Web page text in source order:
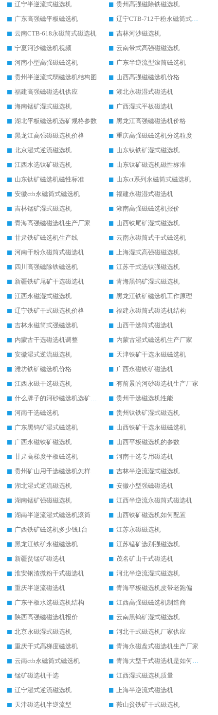
辽宁半逆流式磁选机
贵州高强磁除铁磁选机
广东高强磁平板磁选机
辽宁CTB-712干粉永磁筒式磁选机
云南CTB-618永磁筒式磁选机
吉林河沙磁选机
宁夏河沙磁选机视频
云南带式高强磁磁选机
河南小型高强磁磁选机
广东半逆流型滚筒磁选机
贵州半逆流式弱磁选机结构图
山西高强磁磁选机价格
福建高强磁磁选机供应
湖北永磁湿式磁选机
海南锰矿湿式磁选机
广西湿式平板磁选机
湖北平板磁选机选矿规格参数
黑龙江高强磁磁选机价格
黑龙江高强磁磁选机价格
重庆高强磁磁选机分选粒度
北京湿式逆流磁选机
山东钛铁矿湿式磁选机
江西水选钛矿磁选机
山东钛矿磁选机磁性标准
山东钛矿磁选机磁性标准
山东ct系列永磁筒式磁选机
安徽ctb永磁筒式磁选机
福建永磁湿式磁选机
吉林锰矿湿式磁选机
湖南高强磁磁选机报价
青海高强磁磁选机生产厂家
山西铁尾矿湿式磁选机
甘肃铁矿磁选机生产线
云南永磁筒式干式磁选机
河南干粉永磁筒式磁选机
上海湿式高强磁磁选机
四川高强磁除铁磁选机
江苏干式选钛强磁选机
新疆铁矿尾矿干选磁选机
青海黑钨矿湿式磁选机
江西永磁湿式磁选机
黑龙江铁矿磁选机工作原理
辽宁铁矿干式磁选机价格
福建永磁筒式磁选机结构
吉林永磁筒式强磁选机
山西干选筒式磁选机
内蒙古干选磁选机调整
内蒙古湿式磁选机生产厂家
安徽湿式逆流磁选机
天津铁矿干选永磁磁选机
潍坊铁矿磁选机价格
广西永磁铁矿磁选机
江西永磁干选磁选机
有前景的河砂磁选机生产厂家
什么牌子的河砂磁选机选矿效果好
贵州干选磁选机性能
河南干选磁选机
贵州钛铁矿湿式磁选机
广东黑钨矿湿式磁选机
山西铁矿干选永磁磁选机
广西永磁铁矿磁选机
山西平板磁选机的参数
甘肃高梯度平板磁选机
河南干选专用磁选机
贵州矿山用干选磁选机怎样调磁
吉林半逆流湿式磁选机
湖北湿式逆流磁选机
安徽小型强磁磁选机
湖南锰矿强磁磁选机
江西半逆流永磁筒式磁选机
湖南半逆流湿式磁选机滚筒
山西铁矿磁选机如何配置
广西铁矿磁选机多少钱1台
江苏永磁磁选机
黑龙江铁矿永磁磁选机
江苏锰矿选别强磁选机
新疆贫锰矿磁选机
茂名矿山干式磁选机
淮安钢渣微粉干式磁选机
河北半逆流湿式磁选机
重庆半逆流磁选机
青海平板磁选机皮带老跑偏
广东平板水选磁选机结构
江西高强磁磁选机制造商
陕西高强磁磁选机报价
云南黑钨矿湿式磁选机
北京永磁湿式磁选机
河北干式磁选机厂家供应
重庆干式高梯度磁选机
青海永磁盘式磁选机生产厂家
云南ctb永磁筒式磁选机
青海大型干式磁选机是如何选矿的
锰矿磁选机干选
江西湿式磁选机质量
辽宁湿式逆流磁选机
上海半逆流式磁选机
天津磁选机半逆流型
鞍山贫铁矿干式磁选机